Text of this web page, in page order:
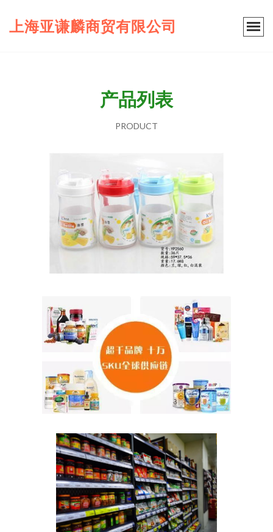
上海亚谦麟商贸有限公司
产品列表
PRODUCT